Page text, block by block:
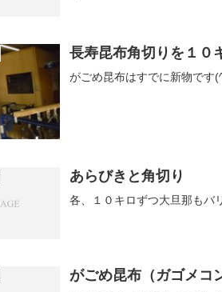
長寿昆布角切りを１０
がごめ昆布はすでに新物です
あらびきと角切り
各、１０キロずつ大旦那もバ
がごめ昆布（ガゴメコ